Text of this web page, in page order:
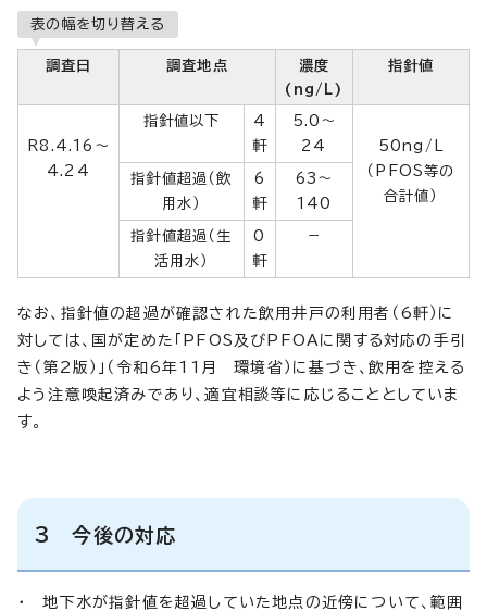
表の幅を切り替える
調査日 調査地点
濃度
(ng/L)
指針値
R8.4.16～
4.24
指針値以下
4
軒
5.0～
24
50ng/L
（PFOS等の
合計値）
指針値超過（飲
用水）
6
軒
63～
140
指針値超過（生
活用水）
0
軒
－
なお、指針値の超過が確認された飲用井戸の利用者（6軒）に
対しては、国が定めた「PFOS及びPFOAに関する対応の手引
き（第2版）」（令和6年11月 環境省）に基づき、飲用を控える
よう注意喚起済みであり、適宜相談等に応じることとしていま
す。
3 今後の対応
・ 地下水が指針値を超過していた地点の近傍について、範囲